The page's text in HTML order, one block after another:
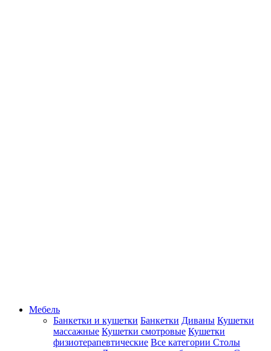
Мебель
Банкетки и кушетки Банкетки Диваны Кушетки
массажные Кушетки смотровые Кушетки
физиотерапевтические Все категории Столы